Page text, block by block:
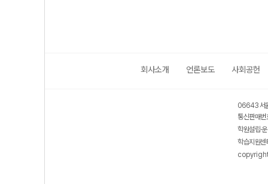
회사소개 언론보도 사회공헌
06643 서
통신판매
학원설립·
학습지원